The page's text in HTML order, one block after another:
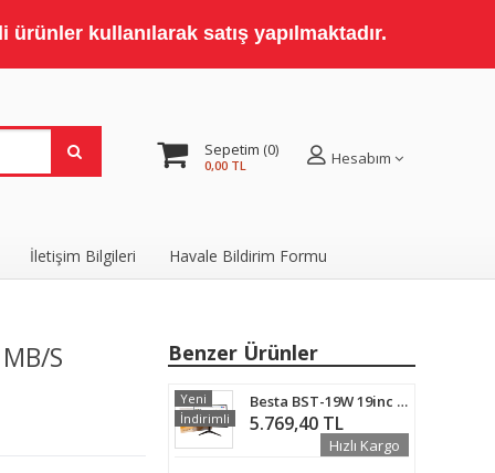
kullanılarak satış yapılmaktadır.
Sepetim 0
0,00 TL Hesabım
İletişim Bilgileri Havale Bildirim Formu
S
Benzer Ürünler
Besta BST-19W 19inc 5ms 1440X900 Vga/hdmı Siyah Sessiz LED Monitör
5.769,40 TL
Yeni
İndirimli
Hızlı Kargo